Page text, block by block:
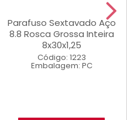
Parafuso Sextavado Aço
8.8 Rosca Grossa Inteira
8x30x1,25
Código: 1223
Embalagem: PC